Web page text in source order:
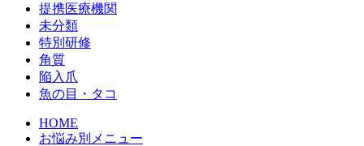
提携医療機関
未分類
特別研修
角質
陥入爪
魚の目・タコ
HOME
お悩み別メニュー